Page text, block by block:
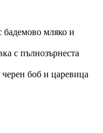
мляко и
с пълнозърнеста
боб и царевица